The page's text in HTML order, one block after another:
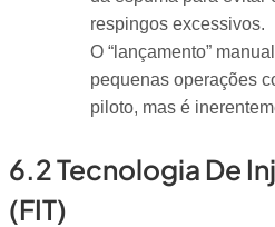
respingos excessivos.
O “lançamento”
pequenas operações
piloto, mas é
6.2 Tecnologia De
(FIT)